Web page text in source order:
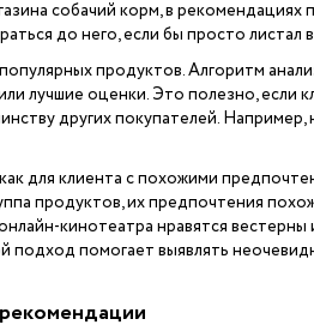
собачий корм, в
до него, если бы просто листал
продуктов. Алгоритм
лучшие оценки. Это полезно, если
других покупателей.
для клиента с похожими
продуктов, их предпочтения
кинотеатра нравятся
подход помогает выявлять